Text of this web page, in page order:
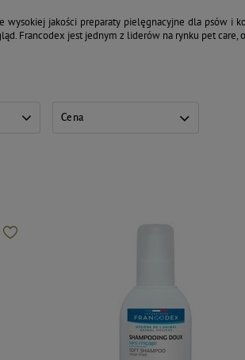
wysokiej jakości preparaty pielęgnacyjne dla psów i
Francodex jest jednym z liderów na rynku pet
Cena